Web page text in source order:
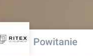
Powitanie